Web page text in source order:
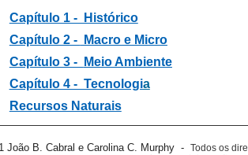
Capítulo 1 - Histórico
Capítulo 2 -
Macro e Micro
Capítulo 3 -
Meio Ambiente
Capítulo 4 - Tecnologia
Recursos Naturais
João B. Cabral e Carolina C. Murphy - Todos os